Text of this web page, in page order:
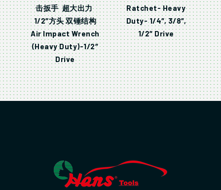
击扳手 超大出力
1/2″方头 双锤结构
Air Impact Wrench
(Heavy Duty)-1/2″
Drive
Ratchet- Heavy
Duty- 1/4″, 3/8″,
1/2″ Drive